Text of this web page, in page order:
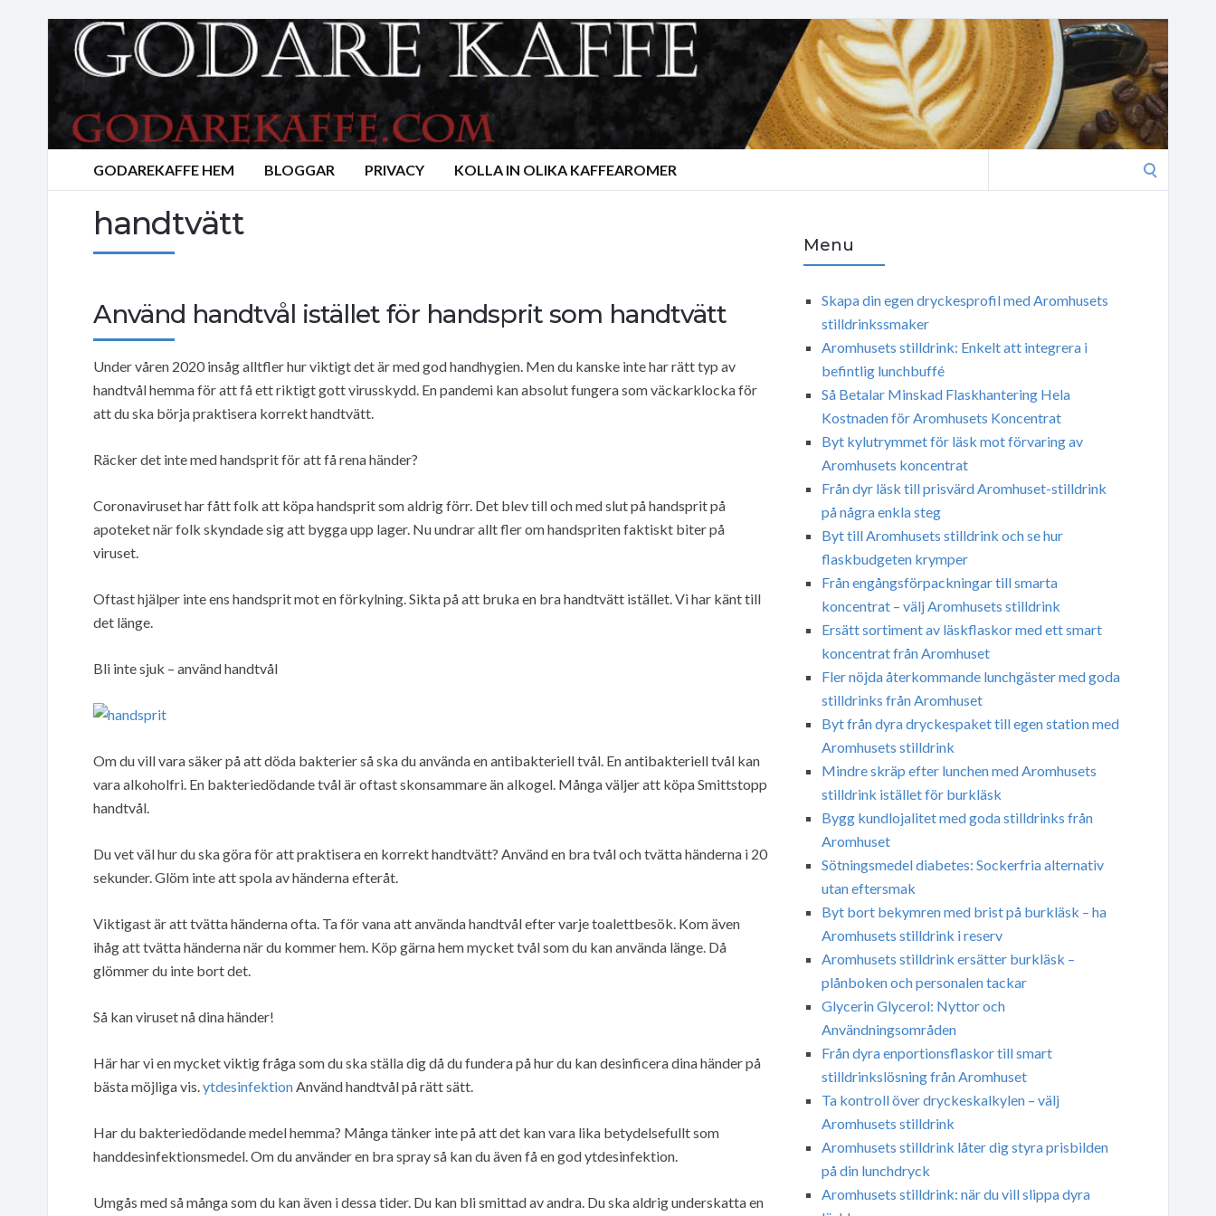
GODAREKAFFE HEM BLOGGAR PRIVACY KOLLA IN OLIKA KAFFEAROMER
handtvätt
Använd handtvål istället för handsprit som handtvätt
Under våren 2020 insåg alltfler hur viktigt det är med god handhygien. Men du kanske inte har rätt typ av
handtvål hemma för att få ett riktigt gott virusskydd. En pandemi kan absolut fungera som väckarklocka för
att du ska börja praktisera korrekt handtvätt.
Räcker det inte med handsprit för att få rena händer?
Coronaviruset har fått folk att köpa handsprit som aldrig förr. Det blev till och med slut på handsprit på
apoteket när folk skyndade sig att bygga upp lager. Nu undrar allt fler om handspriten faktiskt biter på
viruset.
Oftast hjälper inte ens handsprit mot en förkylning. Sikta på att bruka en bra handtvätt istället. Vi har känt till
det länge.
Bli inte sjuk – använd handtvål
Om du vill vara säker på att döda bakterier så ska du använda en antibakteriell tvål. En antibakteriell tvål kan
vara alkoholfri. En bakteriedödande tvål är oftast skonsammare än alkogel. Många väljer att köpa Smittstopp
handtvål.
Du vet väl hur du ska göra för att praktisera en korrekt handtvätt? Använd en bra tvål och tvätta händerna i 20
sekunder. Glöm inte att spola av händerna efteråt.
Viktigast är att tvätta händerna ofta. Ta för vana att använda handtvål efter varje toalettbesök. Kom även
ihåg att tvätta händerna när du kommer hem. Köp gärna hem mycket tvål som du kan använda länge. Då
glömmer du inte bort det.
Så kan viruset nå dina händer!
Här har vi en mycket viktig fråga som du ska ställa dig då du fundera på hur du kan desinficera dina händer på
bästa möjliga vis.ytdesinfektionAnvänd handtvål på rätt sätt.
Har du bakteriedödande medel hemma? Många tänker inte på att det kan vara lika betydelsefullt som
handdesinfektionsmedel. Om du använder en bra spray så kan du även få en god ytdesinfektion.
Umgås med så många som du kan även i dessa tider. Du kan bli smittad av andra. Du ska aldrig underskatta en
Menu
Skapa din egen dryckesprofil med Aromhusets
stilldrinkssmaker
Aromhusets stilldrink: Enkelt att integrera i
befintlig lunchbuffé
Så Betalar Minskad Flaskhantering Hela
Kostnaden för Aromhusets Koncentrat
Byt kylutrymmet för läsk mot förvaring av
Aromhusets koncentrat
Från dyr läsk till prisvärd Aromhuset-stilldrink
på några enkla steg
Byt till Aromhusets stilldrink och se hur
flaskbudgeten krymper
Från engångsförpackningar till smarta
koncentrat – välj Aromhusets stilldrink
Ersätt sortiment av läskflaskor med ett smart
koncentrat från Aromhuset
Fler nöjda återkommande lunchgäster med goda
stilldrinks från Aromhuset
Byt från dyra dryckespaket till egen station med
Aromhusets stilldrink
Mindre skräp efter lunchen med Aromhusets
stilldrink istället för burkläsk
Bygg kundlojalitet med goda stilldrinks från
Aromhuset
Sötningsmedel diabetes: Sockerfria alternativ
utan eftersmak
Byt bort bekymren med brist på burkläsk – ha
Aromhusets stilldrink i reserv
Aromhusets stilldrink ersätter burkläsk –
plånboken och personalen tackar
Glycerin Glycerol: Nyttor och
Användningsområden
Från dyra enportionsflaskor till smart
stilldrinkslösning från Aromhuset
Ta kontroll över dryckeskalkylen – välj
Aromhusets stilldrink
Aromhusets stilldrink låter dig styra prisbilden
på din lunchdryck
Aromhusets stilldrink: när du vill slippa dyra